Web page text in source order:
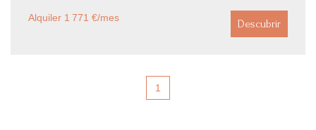
Alquiler 1 771 €/mes Descubrir
1